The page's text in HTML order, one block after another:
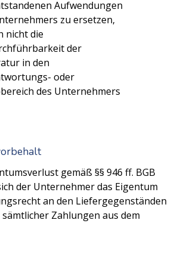
Aufwendungen
zu ersetzen,
nicht die
der
in den
oder
des Unternehmers
gemäß §§ 946 ff. BGB
der Unternehmer das Eigentum
an den Liefergegenständen
Zahlungen aus dem